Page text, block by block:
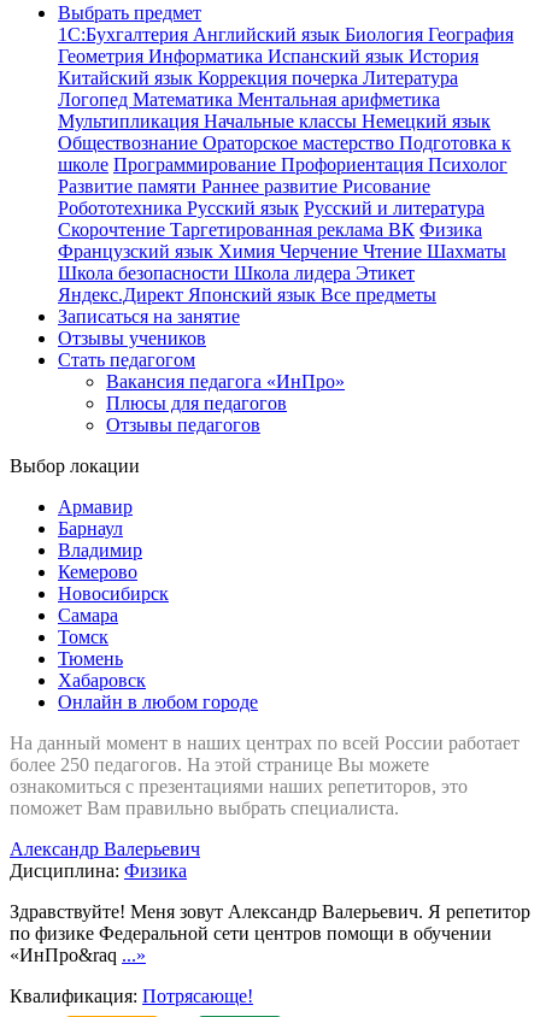
Выбрать предмет
1С:Бухгалтерия Английский язык Биология География
Геометрия Информатика Испанский язык История
Китайский язык Коррекция почерка Литература
Логопед Математика Ментальная арифметика
Мультипликация Начальные классы Немецкий язык
Обществознание Ораторское мастерство Подготовка к
школе Программирование Профориентация Психолог
Развитие памяти Раннее развитие Рисование
Робототехника Русский язык Русский и литература
Скорочтение Таргетированная реклама ВК Физика
Французский язык Химия Черчение Чтение Шахматы
Школа безопасности Школа лидера Этикет
Яндекс.Директ Японский язык Все предметы
Записаться на занятие
Отзывы учеников
Стать педагогом
Вакансия педагога «ИнПро»
Плюсы для педагогов
Отзывы педагогов
Выбор локации
Армавир
Барнаул
Владимир
Кемерово
Новосибирск
Самара
Томск
Тюмень
Хабаровск
Онлайн в любом городе
На данный момент в наших центрах по всей России работает
более 250 педагогов. На этой странице Вы можете
ознакомиться с презентациями наших репетиторов, это
поможет Вам правильно выбрать специалиста.
Александр Валерьевич
Дисциплина: Физика
Здравствуйте! Меня зовут Александр Валерьевич. Я репетитор
по физике Федеральной сети центров помощи в обучении
«ИнПро&raq ...»
Квалификация: Потрясающе!